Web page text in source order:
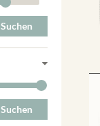
Suchen
Suchen